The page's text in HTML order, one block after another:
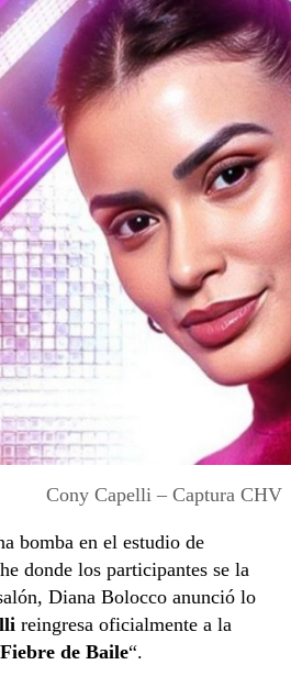
Cony Capelli – Captura CHV
bomba en el estudio de
donde los participantes se la
Diana Bolocco anunció lo
reingresa oficialmente a la
Fiebre de Baile“.